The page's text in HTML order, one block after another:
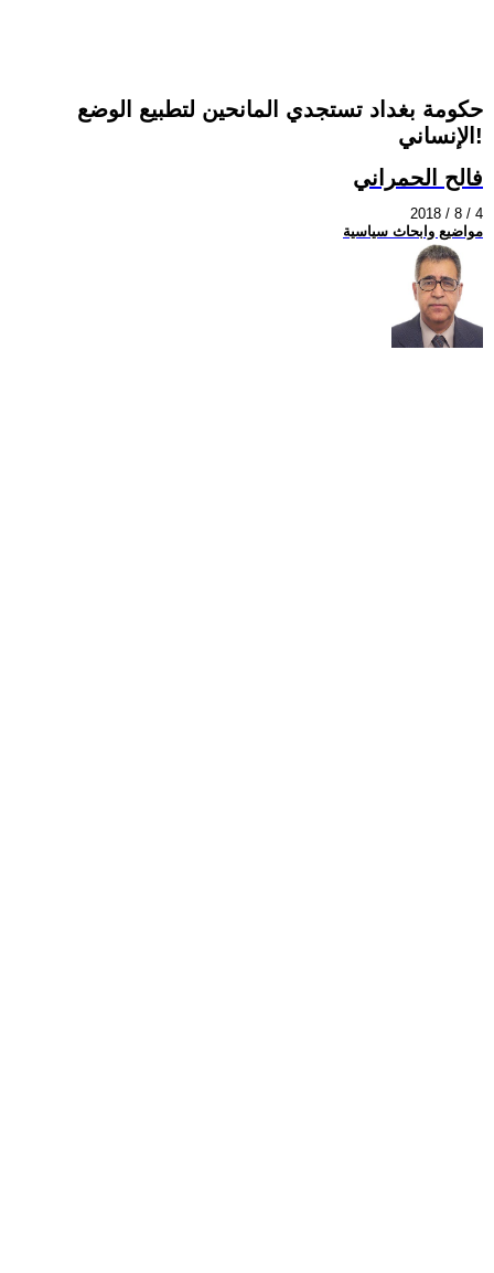
حكومة بغداد تستجدي المانحين لتطبيع الوضع
الإنساني!
فالح الحمراني
2018 / 8 / 4
مواضيع وابحاث سياسية